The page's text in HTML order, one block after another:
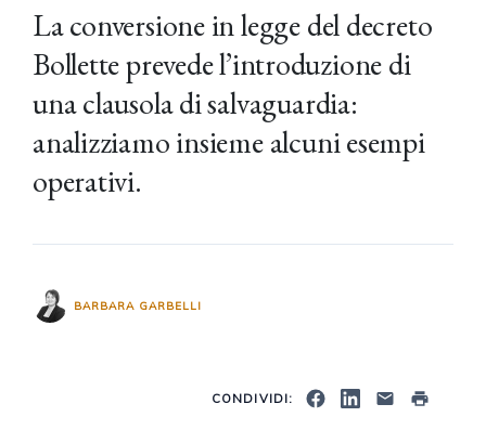
La conversione in legge del decreto
Bollette prevede l’introduzione di
una clausola di salvaguardia:
analizziamo insieme alcuni esempi
operativi.
BARBARA GARBELLI
CONDIVIDI: